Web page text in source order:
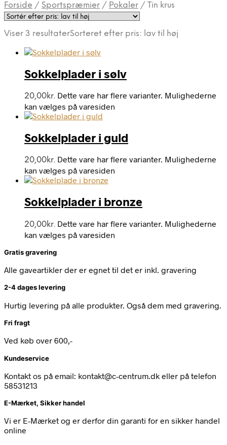
Forside / Sportspræmier / Pokaler / Tin krus
Viser 3 resultaterSorteret efter pris: lav til høj
Sokkelplader i sølv
20,00kr. Dette vare har flere varianter. Mulighederne
kan vælges på varesiden
Sokkelplader i guld
20,00kr. Dette vare har flere varianter. Mulighederne
kan vælges på varesiden
Sokkelplader i bronze
20,00kr. Dette vare har flere varianter. Mulighederne
kan vælges på varesiden
Gratis gravering
Alle gaveartikler der er egnet til det er inkl. gravering
2-4 dages levering
Hurtig levering på alle produkter. Også dem med gravering.
Fri fragt
Ved køb over 600,-
Kundeservice
Kontakt os på email: kontakt@c-centrum.dk eller på telefon
58531213
E-Mærket, Sikker handel
Vi er E-Mærket og er derfor din garanti for en sikker handel
online